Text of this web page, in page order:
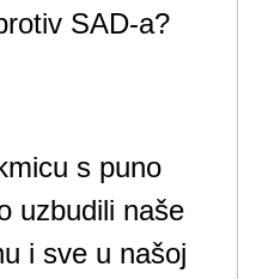
SAD-a?
s puno
uzbudili naše
i sve u našoj